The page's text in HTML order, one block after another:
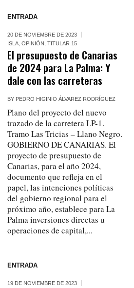
ENTRADA
20 DE NOVIEMBRE DE 2023
ISLA ,OPINIÓN ,TITULAR 15
El presupuesto de Canarias
de 2024 para La Palma: Y
dale con las carreteras
BY PEDRO HIGINIO ÁLVAREZ RODRÍGUEZ
Plano del proyecto del nuevo
trazado de la carretera LP-1.
Tramo Las Tricias – Llano Negro.
GOBIERNO DE CANARIAS. El
proyecto de presupuesto de
Canarias, para el año 2024,
documento que refleja en el
papel, las intenciones políticas
del gobierno regional para el
próximo año, establece para La
Palma inversiones directas u
operaciones de capital,...
ENTRADA
19 DE NOVIEMBRE DE 2023